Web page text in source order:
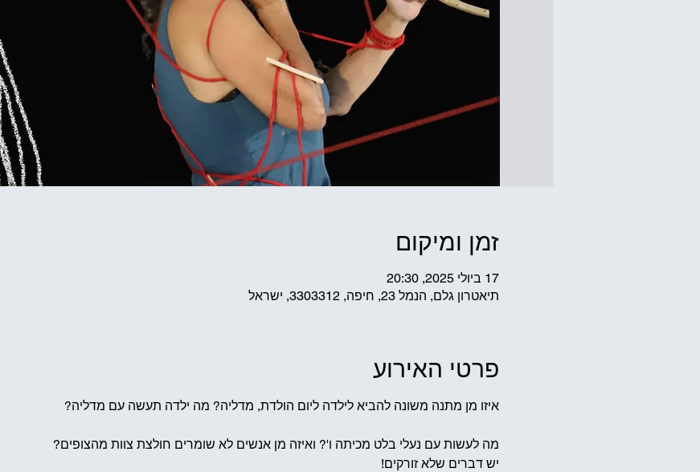
זמן ומיקום
17 ביולי 2025, 20:30
תיאטרון גלם, הנמל 23, חיפה, 3303312, ישראל
פרטי האירוע
איזו מן מתנה משונה להביא לילדה ליום הולדת, מדליה? מה ילדה תעשה עם מדליה?
מה לעשות עם נעלי בלט מכיתה ו'? ואיזה מן אנשים לא שומרים חולצת צוות מהצופים?
יש דברים שלא זורקים!